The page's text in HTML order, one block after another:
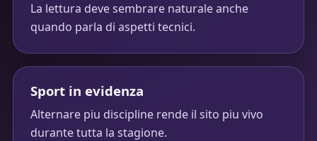
La lettura deve sembrare naturale anche
quando parla di aspetti tecnici.
Sport in evidenza
Alternare piu discipline rende il sito piu vivo
durante tutta la stagione.